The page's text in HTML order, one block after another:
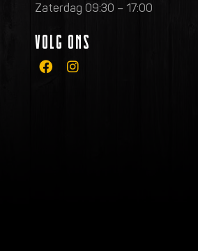
Zaterdag 09:30 – 17:00
VOLG ONS